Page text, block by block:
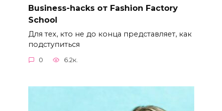
Business-hacks от Fashion Factory
School
Для тех, кто не до конца представляет, как
подступиться
0 6.2к.